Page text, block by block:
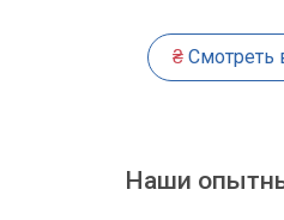
И многое другое по
Почему выбирают
₴Смотреть
Наши